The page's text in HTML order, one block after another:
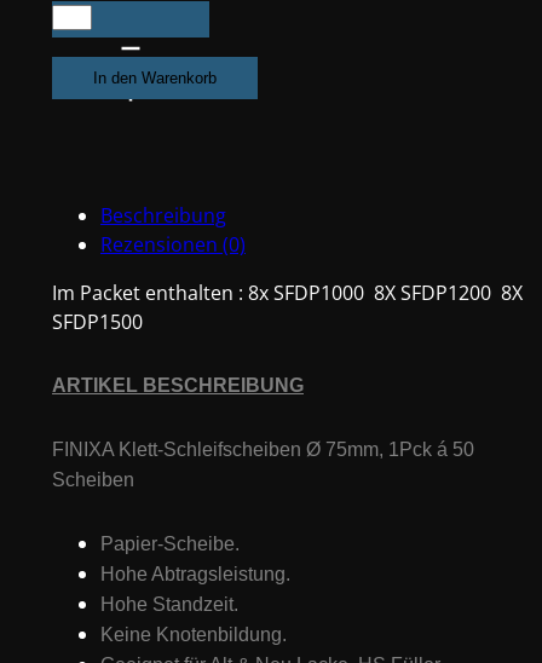
!
ANGEBOT
Abverlauf
Scheiben
Schleifpapier
75MM
P1200,
Finixa
Menge
In den Warenkorb
Beschreibung
Rezensionen (0)
Im Packet enthalten : 8x SFDP1000 8X SFDP1200 8X
SFDP1500
ARTIKEL BESCHREIBUNG
FINIXA Klett-Schleifscheiben Ø 75mm, 1Pck á 50
Scheiben
Papier-Scheibe.
Hohe Abtragsleistung.
Hohe Standzeit.
Keine Knotenbildung.